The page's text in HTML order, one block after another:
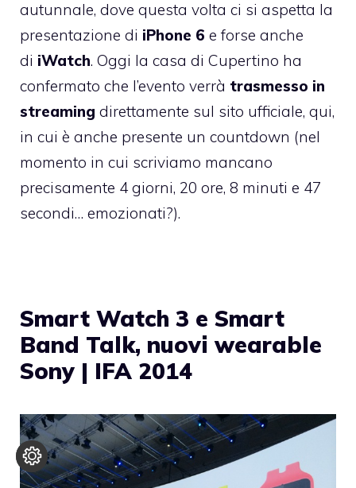
autunnale, dove questa volta ci si aspetta la
presentazione di iPhone 6 e forse anche
di iWatch. Oggi la casa di Cupertino ha
confermato che l’evento verrà trasmesso in
streaming direttamente sul sito ufficiale, qui,
in cui è anche presente un countdown (nel
momento in cui scriviamo mancano
precisamente 4 giorni, 20 ore, 8 minuti e 47
secondi… emozionati?).
Smart Watch 3 e Smart
Band Talk, nuovi wearable
Sony | IFA 2014